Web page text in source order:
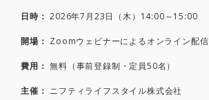
日時： 2026年7月23日（木）14:00～15:00
開場： Zoomウェビナーによるオンライン配信
費用： 無料（事前登録制・定員50名）
主催： ニフティライフスタイル株式会社